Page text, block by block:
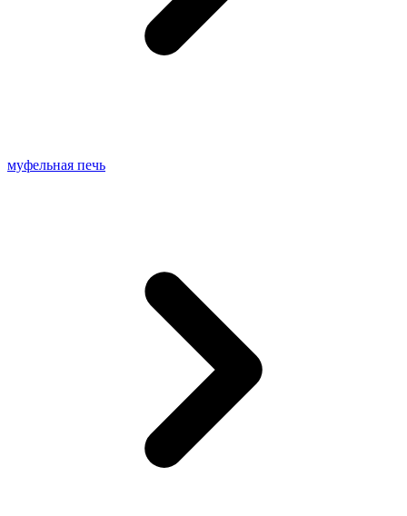
муфельная печь